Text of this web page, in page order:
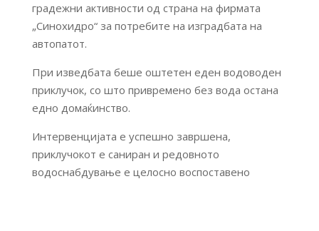
градежни активности од страна на фирмата
„Синохидро“ за потребите на изградбата на
автопатот.
При изведбата беше оштетен еден водоводен
приклучок, со што привремено без вода остана
едно домаќинство.
Интервенцијата е успешно завршена,
приклучокот е саниран и редовното
водоснабдување е целосно воспоставено